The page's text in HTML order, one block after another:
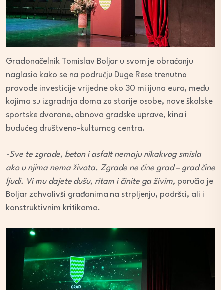
Gradonačelnik Tomislav Boljar u svom je obraćanju
naglasio kako se na području Duge Rese trenutno
provode investicije vrijedne oko 30 milijuna eura, među
kojima su izgradnja doma za starije osobe, nove školske
sportske dvorane, obnova gradske uprave, kina i
budućeg društveno-kulturnog centra.
-Sve te zgrade, beton i asfalt nemaju nikakvog smisla
ako u njima nema života. Zgrade ne čine grad – grad čine
ljudi. Vi mu dajete dušu, ritam i činite ga živim, poručio je
Boljar zahvalivši građanima na strpljenju, podršci, ali i
konstruktivnim kritikama.